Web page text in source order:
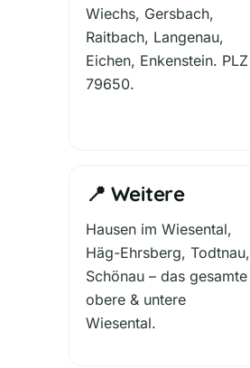
Wiechs, Gersbach,
Raitbach, Langenau,
Eichen, Enkenstein. PLZ
79650.
📍 Weitere
Hausen im Wiesental,
Häg-Ehrsberg, Todtnau,
Schönau – das gesamte
obere & untere
Wiesental.